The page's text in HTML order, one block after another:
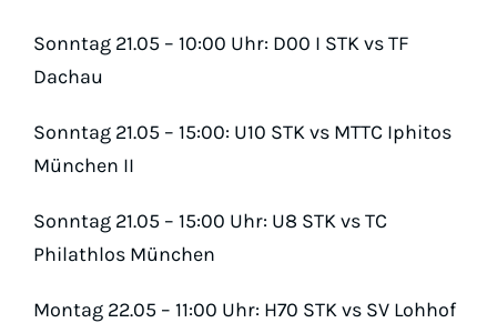
Sonntag 21.05 – 10:00 Uhr: D00 I STK vs TF
Dachau
Sonntag 21.05 – 15:00: U10 STK vs MTTC Iphitos
München II
Sonntag 21.05 – 15:00 Uhr: U8 STK vs TC
Philathlos München
Montag 22.05 – 11:00 Uhr: H70 STK vs SV Lohhof